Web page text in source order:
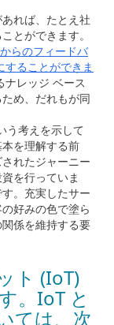
れば、たとえ社
とができます。
らのフィードバ
ることができま
ナレッジ ベース
め、だれもが同
う考えを示して
を理解する前
れたジャーニー
を行っていま
。充実したサー
好みの色で塗ら
係を維持する要
ト (IoT)
。IoT と
ては、次